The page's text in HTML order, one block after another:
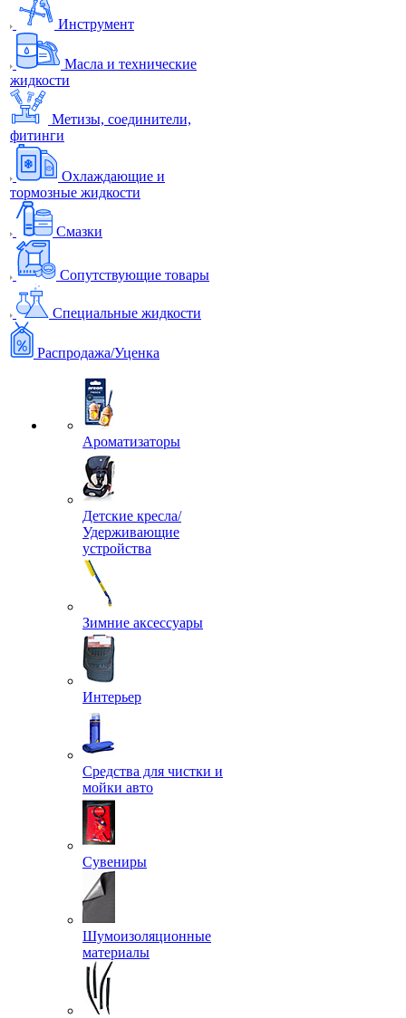
Инструмент
Масла и технические
жидкости
Метизы, соединители,
фитинги
Охлаждающие и
тормозные жидкости
Смазки
Сопутствующие товары
Специальные жидкости
Распродажа/Уценка
Ароматизаторы
Детские кресла/
Удерживающие
устройства
Зимние аксессуары
Интерьер
Средства для чистки и
мойки авто
Сувениры
Шумоизоляционные
материалы